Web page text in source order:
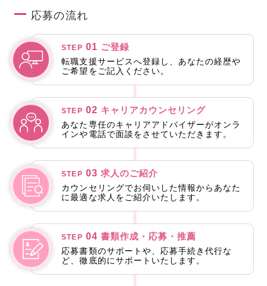
応募の流れ
STEP 01 ご登録
転職支援サービスへ登録し、あなたの経歴や
ご希望をご記入ください。
STEP 02 キャリアカウンセリング
あなた専任のキャリアアドバイザーがオンラ
インや電話で面談をさせていただきます。
STEP 03 求人のご紹介
カウンセリングでお伺いした情報からあなた
に最適な求人をご紹介いたします。
STEP 04 書類作成・応募・推薦
応募書類のサポートや、応募手続き代行な
ど、徹底的にサポートいたします。